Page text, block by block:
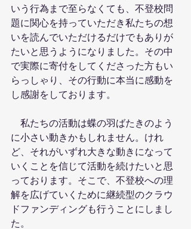
いう行為まで至らなくても、不登校問
題に関心を持っていただき私たちの想
いを読んでいただけるだけでもありが
たいと思うようになりました。その中
で実際に寄付をしてくださった方もい
らっしゃり、その行動に本当に感動を
し感謝をしております。
私たちの活動は蝶の羽ばたきのよう
に小さい動きかもしれません。けれ
ど、それがいずれ大きな動きになって
いくことを信じて活動を続けたいと思
っております。そこで、不登校への理
解を広げていくために継続型のクラウ
ドファンディングも行うことにしまし
た。